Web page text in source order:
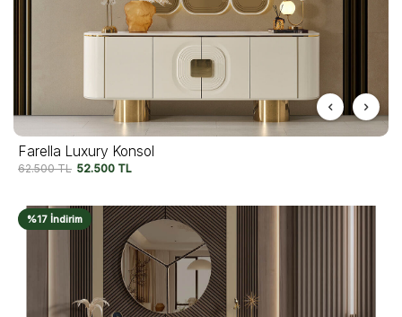
Farella Luxury Konsol
62.500TL 52.500 TL
%17 İndirim